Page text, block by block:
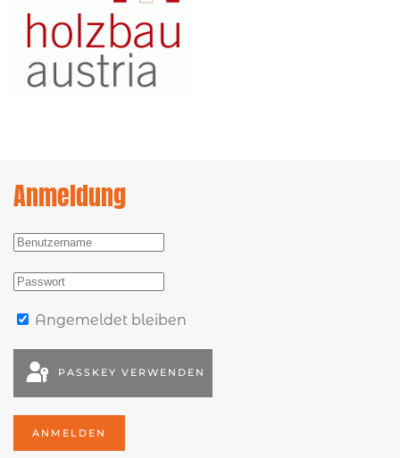
Anmeldung
Angemeldet bleiben
PASSKEY VERWENDEN
ANMELDEN